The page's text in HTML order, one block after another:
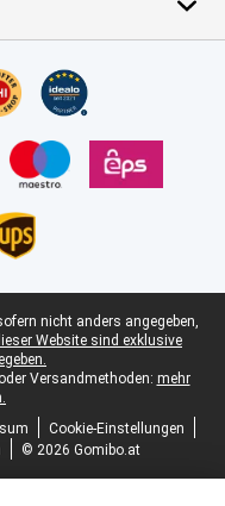
nicht anders angegeben,
Website sind exklusive
Versandmethoden: mehr
Cookie-Einstellungen
© 2026 Gomibo.at